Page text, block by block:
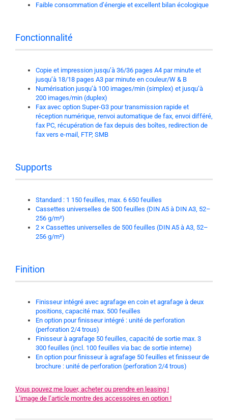
Faible consommation d’énergie et excellent bilan écologique
Fonctionnalité
Copie et impression jusqu’à 36/36 pages A4 par minute et
jusqu’à 18/18 pages A3 par minute en couleur/W & B
Numérisation jusqu’à 100 images/min (simplex) et jusqu’à
200 images/min (duplex)
Fax avec option Super-G3 pour transmission rapide et
réception numérique, renvoi automatique de fax, envoi différé,
fax PC, récupération de fax depuis des boîtes, redirection de
fax vers e-mail, FTP, SMB
Supports
Standard : 1 150 feuilles, max. 6 650 feuilles
Cassettes universelles de 500 feuilles (DIN A5 à DIN A3, 52–
256 g/m²)
2 × Cassettes universelles de 500 feuilles (DIN A5 à A3, 52–
256 g/m²)
Finition
Finisseur intégré avec agrafage en coin et agrafage à deux
positions, capacité max. 500 feuilles
En option pour finisseur intégré : unité de perforation
(perforation 2/4 trous)
Finisseur à agrafage 50 feuilles, capacité de sortie max. 3
300 feuilles (incl. 100 feuilles via bac de sortie interne)
En option pour finisseur à agrafage 50 feuilles et finisseur de
brochure : unité de perforation (perforation 2/4 trous)
Vous pouvez me louer, acheter ou prendre en leasing !
L’image de l’article montre des accessoires en option !